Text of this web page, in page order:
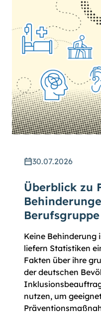
30.07.2026
Überblick zu
Berufsgruppe
Keine Behinderung
liefern Statistiken
Fakten über ihre
der deutschen
nutzen, um